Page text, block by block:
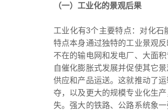
（一）工业化的景观后果
工业化有3个主要特点：对化
特点本身通过独特的工业景观
不在的输电网和发电厂、大面
自催化膨胀式发展并促使其它
供应和产品运送。这就推动了
夺，以及更大的规模专业化生
失。强大的铁路、公路系统象